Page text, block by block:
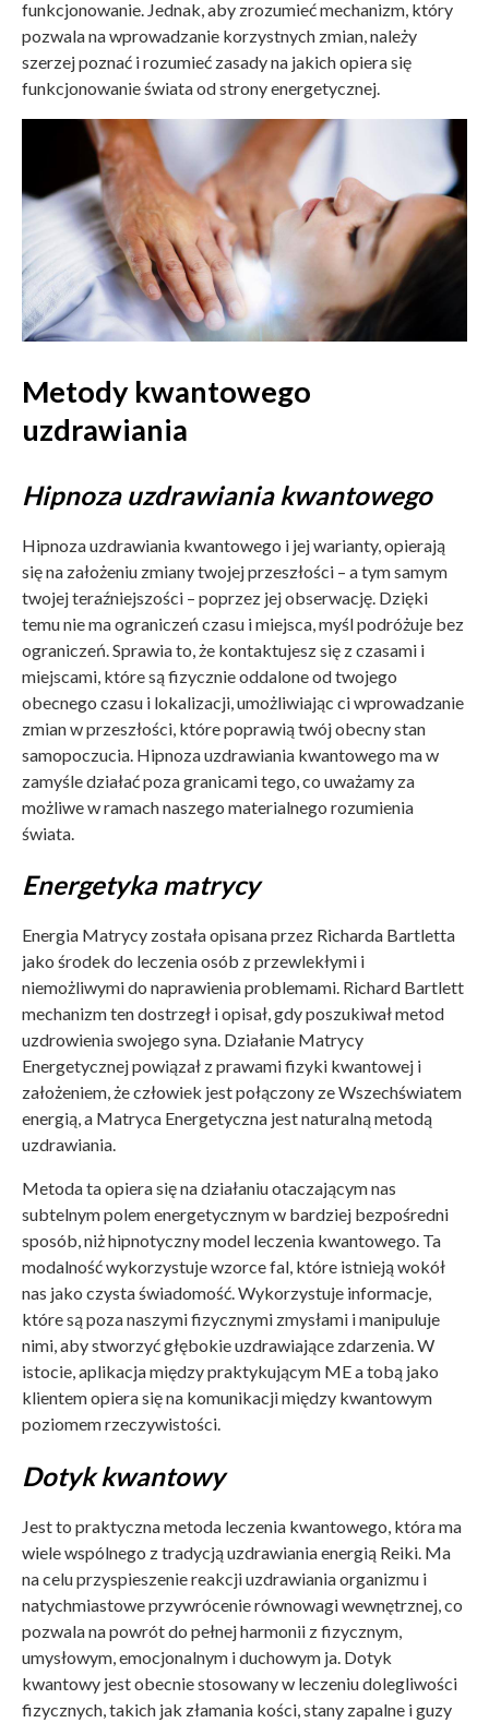
funkcjonowanie. Jednak, aby zrozumieć mechanizm, który
pozwala na wprowadzanie korzystnych zmian, należy
szerzej poznać i rozumieć zasady na jakich opiera się
funkcjonowanie świata od strony energetycznej.
Metody kwantowego
uzdrawiania
Hipnoza uzdrawiania kwantowego
Hipnoza uzdrawiania kwantowego i jej warianty, opierają
się na założeniu zmiany twojej przeszłości – a tym samym
twojej teraźniejszości – poprzez jej obserwację. Dzięki
temu nie ma ograniczeń czasu i miejsca, myśl podróżuje bez
ograniczeń. Sprawia to, że kontaktujesz się z czasami i
miejscami, które są fizycznie oddalone od twojego
obecnego czasu i lokalizacji, umożliwiając ci wprowadzanie
zmian w przeszłości, które poprawią twój obecny stan
samopoczucia. Hipnoza uzdrawiania kwantowego ma w
zamyśle działać poza granicami tego, co uważamy za
możliwe w ramach naszego materialnego rozumienia
świata.
Energetyka matrycy
Energia Matrycy została opisana przez Richarda Bartletta
jako środek do leczenia osób z przewlekłymi i
niemożliwymi do naprawienia problemami. Richard Bartlett
mechanizm ten dostrzegł i opisał, gdy poszukiwał metod
uzdrowienia swojego syna. Działanie Matrycy
Energetycznej powiązał z prawami fizyki kwantowej i
założeniem, że człowiek jest połączony ze Wszechświatem
energią, a Matryca Energetyczna jest naturalną metodą
uzdrawiania.
Metoda ta opiera się na działaniu otaczającym nas
subtelnym polem energetycznym w bardziej bezpośredni
sposób, niż hipnotyczny model leczenia kwantowego. Ta
modalność wykorzystuje wzorce fal, które istnieją wokół
nas jako czysta świadomość. Wykorzystuje informacje,
które są poza naszymi fizycznymi zmysłami i manipuluje
nimi, aby stworzyć głębokie uzdrawiające zdarzenia. W
istocie, aplikacja między praktykującym ME a tobą jako
klientem opiera się na komunikacji między kwantowym
poziomem rzeczywistości.
Dotyk kwantowy
Jest to praktyczna metoda leczenia kwantowego, która ma
wiele wspólnego z tradycją uzdrawiania energią Reiki. Ma
na celu przyspieszenie reakcji uzdrawiania organizmu i
natychmiastowe przywrócenie równowagi wewnętrznej, co
pozwala na powrót do pełnej harmonii z fizycznym,
umysłowym, emocjonalnym i duchowym ja. Dotyk
kwantowy jest obecnie stosowany w leczeniu dolegliwości
fizycznych, takich jak złamania kości, stany zapalne i guzy